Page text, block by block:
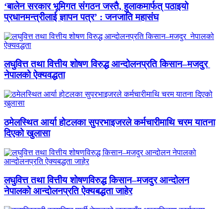
‘बालेन सरकार भूमिगत संगठन जस्तै, हुलाकमार्फत् पठाइयो
प्रधानमन्त्रीलाई ज्ञापन पत्र’ : जनजाति महासंघ
लघुवित्त तथा वित्तीय शोषण विरुद्ध आन्दोलनप्रति किसान–मजदुर
नेपालको ऐक्यवद्धता
ठमेलस्थित आर्या होटलका सुपरभाइजरले कर्मचारीमाथि चरम यातना
दिएको खुलासा
लघुवित्त तथा वित्तीय शोषणविरुद्ध किसान–मजदुर आन्दोलन
नेपालको आन्दोलनप्रति ऐक्यबद्धता जाहेर